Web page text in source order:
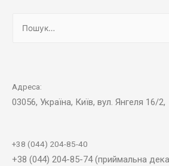
Адреса:
03056, Україна, Київ, вул. Янгеля 16/2,
+38 (044) 204-85-40
+38 (044) 204-85-74 (приймальна